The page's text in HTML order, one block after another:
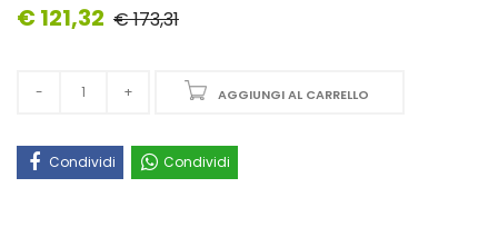
€ 121,32 € 173,31
AGGIUNGI AL CARRELLO
Condividi Condividi